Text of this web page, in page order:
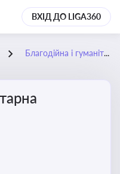
ВХІД ДО LIGA360
Благодійна і гуманітарна допомога